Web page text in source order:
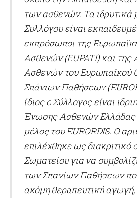
των ασθενών. Τα ιδρυτικά
Συλλόγου είναι
εκπρόσωποι της
Ασθενών (EUPATI) και της
Ασθενών του Ευρωπαϊκού
Σπάνιων Παθήσεων
ίδιος ο Σύλλογος είναι
Ένωσης Ασθενών Ελλάδας
μέλος του EURORDIS. Ο
επιλέχθηκε ως διακριτικό
Σωματείου για να
των Σπανίων Παθήσεων
ακόμη θεραπευτική